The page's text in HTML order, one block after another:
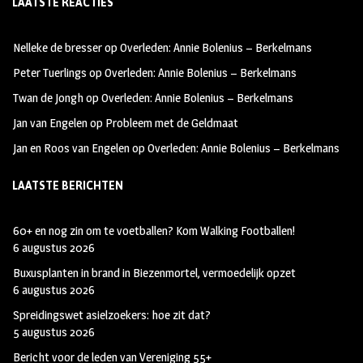
b
oo
k
ag
m
tt
Nelleke de bresseropOverleden: Annie Bolenius – Berkelmans
Peter Tuerlings opOverleden: Annie Bolenius – Berkelmans
Twan de JonghopOverleden: Annie Bolenius – Berkelmans
Jan van Engelenop Probleem met de Geldmaat
Jan en Roos van EngelenopOverleden: Annie Bolenius – Berkelmans
LAATSTE BERICHTEN
60+ en nog zin om te voetballen? Kom Walking Footballen!
6 augustus 2026
Buxusplanten in brand in Biezenmortel, vermoedelijk opzet
6 augustus 2026
Spreidingswet asielzoekers: hoe zit dat?
5 augustus 2026
Bericht voor de leden van Vereniging 55+